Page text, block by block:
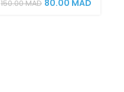
150.00MAD 80.00 MAD